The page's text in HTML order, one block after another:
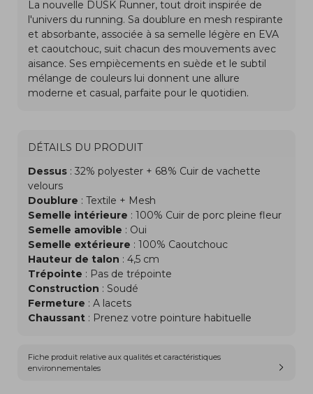
DÉTAILS DU PRODUIT
Dessus : 32% polyester + 68% Cuir de vachette
velours
Doublure : Textile + Mesh
Semelle intérieure : 100% Cuir de porc pleine fleur
Semelle amovible : Oui
Semelle extérieure : 100% Caoutchouc
Hauteur de talon : 4,5 cm
Trépointe : Pas de trépointe
Construction : Soudé
Fermeture : A lacets
Chaussant : Prenez votre pointure habituelle
Fiche produit relative aux qualités et caractéristiques
environnementales